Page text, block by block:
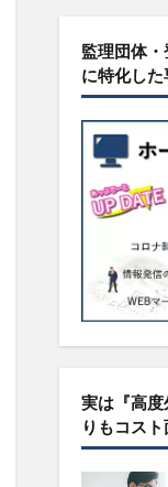
監理団体
に特化した
実は『高度
りもコス